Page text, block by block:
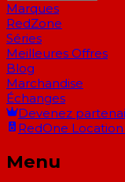
Marques
RedZone
Séries
Meilleures Offres
Blog
Marchandise
Échanges
Devenez
RedOne Location
Menu